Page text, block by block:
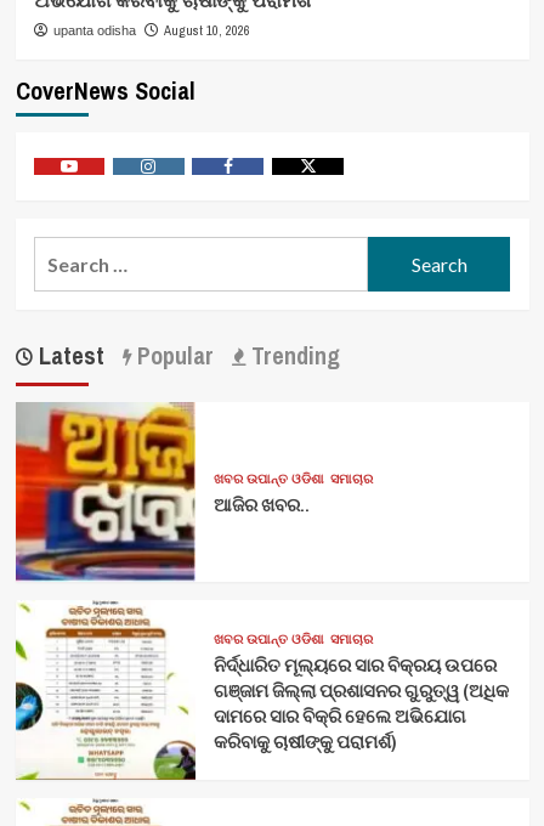
upanta odisha August 10, 2026
CoverNews Social
Latest Popular Trending
ଖବର ଉପାନ୍ତ ଓଡିଶା ସମାଚାର
ଆଜିର ଖବର..
ଖବର ଉପାନ୍ତ ଓଡିଶା ସମାଚାର
ନିର୍ଦ୍ଧାରିତ ମୂଲ୍ୟରେ ସାର ବିକ୍ରୟ ଉପରେ
ଗଞ୍ଜାମ ଜିଲ୍ଲା ପ୍ରଶାସନର ଗୁରୁତ୍ୱ (ଅଧିକ
ଦାମରେ ସାର ବିକ୍ରି ହେଲେ ଅଭିଯୋଗ
କରିବାକୁ ଚାଷୀଙ୍କୁ ପରାମର୍ଶ)